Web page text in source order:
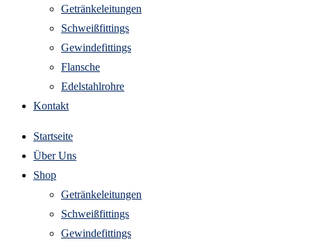
Getränkeleitungen
Schweißfittings
Gewindefittings
Flansche
Edelstahlrohre
Kontakt
Startseite
Über Uns
Shop
Getränkeleitungen
Schweißfittings
Gewindefittings